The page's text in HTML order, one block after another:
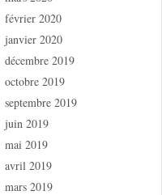
février 2020
janvier 2020
décembre 2019
octobre 2019
septembre 2019
juin 2019
mai 2019
avril 2019
mars 2019